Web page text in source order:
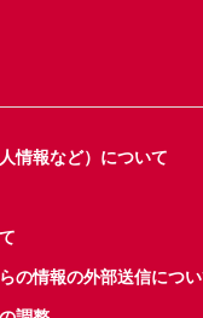
情報など）について
の情報の外部送信につ